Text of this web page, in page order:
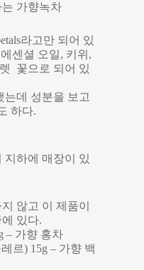
가향녹차
라고만 되어 있
센셜 오일, 키위,
꽃으로 되어 있
는데 성분을 보고
하다.
지하에 매장이 있
않고 이 제품이
있다.
– 가향 홍차
레르) 15g – 가향 백